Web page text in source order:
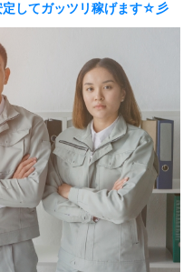
定してガッツリ稼げます☆彡